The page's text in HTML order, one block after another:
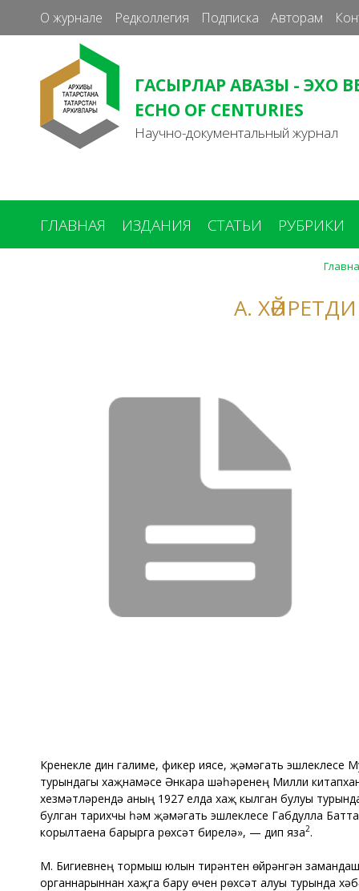
О журнале Редколлегия Подписка Авторам
ГАСЫРЛАР АВАЗЫ - ЭХО
ECHO OF CENTURIES
Научно-документальный журнал
ГЛАВНАЯ ИЗДАНИЯ СТАТЬИ РУБРИКИ
А.
Күренекле дин галиме, фикер иясе, җәмәгать
турындагы хаҗнамәсе Әнкара шәһәренең Милли
хезмәтләрендә аның 1927 елда хаҗ кылган булуы
булган тарихчы һәм җәмәгать эшлеклесе Габдулла
корылтаена барырга рөхсәт бирелә», — дип яза2.
М. Бигиевнең тормыш юлын тирәнтен өйрәнгән
органнарыннан хаҗга бару өчен рөхсәт алуы турында